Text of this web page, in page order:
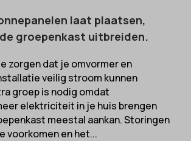
laat plaatsen,
groepenkast uitbreiden.
zorgen dat je omvormer en
veilig stroom kunnen
groep is nodig omdat
elektriciteit in je huis brengen
meestal aankan. Storingen
voorkomen en het...